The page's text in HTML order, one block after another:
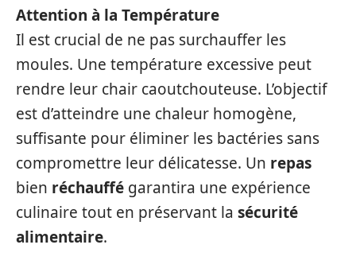
Attention à la Température
Il est crucial de ne pas surchauffer les
moules. Une température excessive peut
rendre leur chair caoutchouteuse. L’objectif
est d’atteindre une chaleur homogène,
suffisante pour éliminer les bactéries sans
compromettre leur délicatesse. Un repas
bien réchauffé garantira une expérience
culinaire tout en préservant la sécurité
alimentaire.